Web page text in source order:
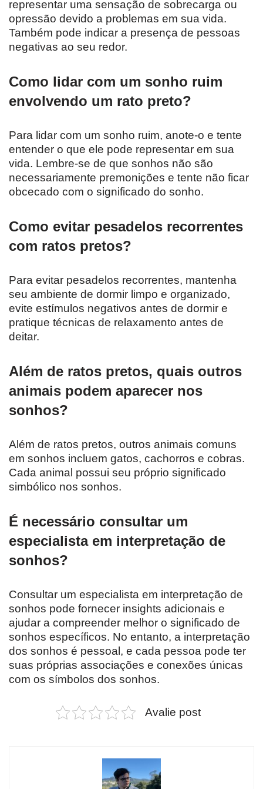
representar uma sensação de sobrecarga ou
opressão devido a problemas em sua vida.
Também pode indicar a presença de pessoas
negativas ao seu redor.
Como lidar com um sonho ruim
envolvendo um rato preto?
Para lidar com um sonho ruim, anote-o e tente
entender o que ele pode representar em sua
vida. Lembre-se de que sonhos não são
necessariamente premonições e tente não ficar
obcecado com o significado do sonho.
Como evitar pesadelos recorrentes
com ratos pretos?
Para evitar pesadelos recorrentes, mantenha
seu ambiente de dormir limpo e organizado,
evite estímulos negativos antes de dormir e
pratique técnicas de relaxamento antes de
deitar.
Além de ratos pretos, quais outros
animais podem aparecer nos
sonhos?
Além de ratos pretos, outros animais comuns
em sonhos incluem gatos, cachorros e cobras.
Cada animal possui seu próprio significado
simbólico nos sonhos.
É necessário consultar um
especialista em interpretação de
sonhos?
Consultar um especialista em interpretação de
sonhos pode fornecer insights adicionais e
ajudar a compreender melhor o significado de
sonhos específicos. No entanto, a interpretação
dos sonhos é pessoal, e cada pessoa pode ter
suas próprias associações e conexões únicas
com os símbolos dos sonhos.
Avalie post